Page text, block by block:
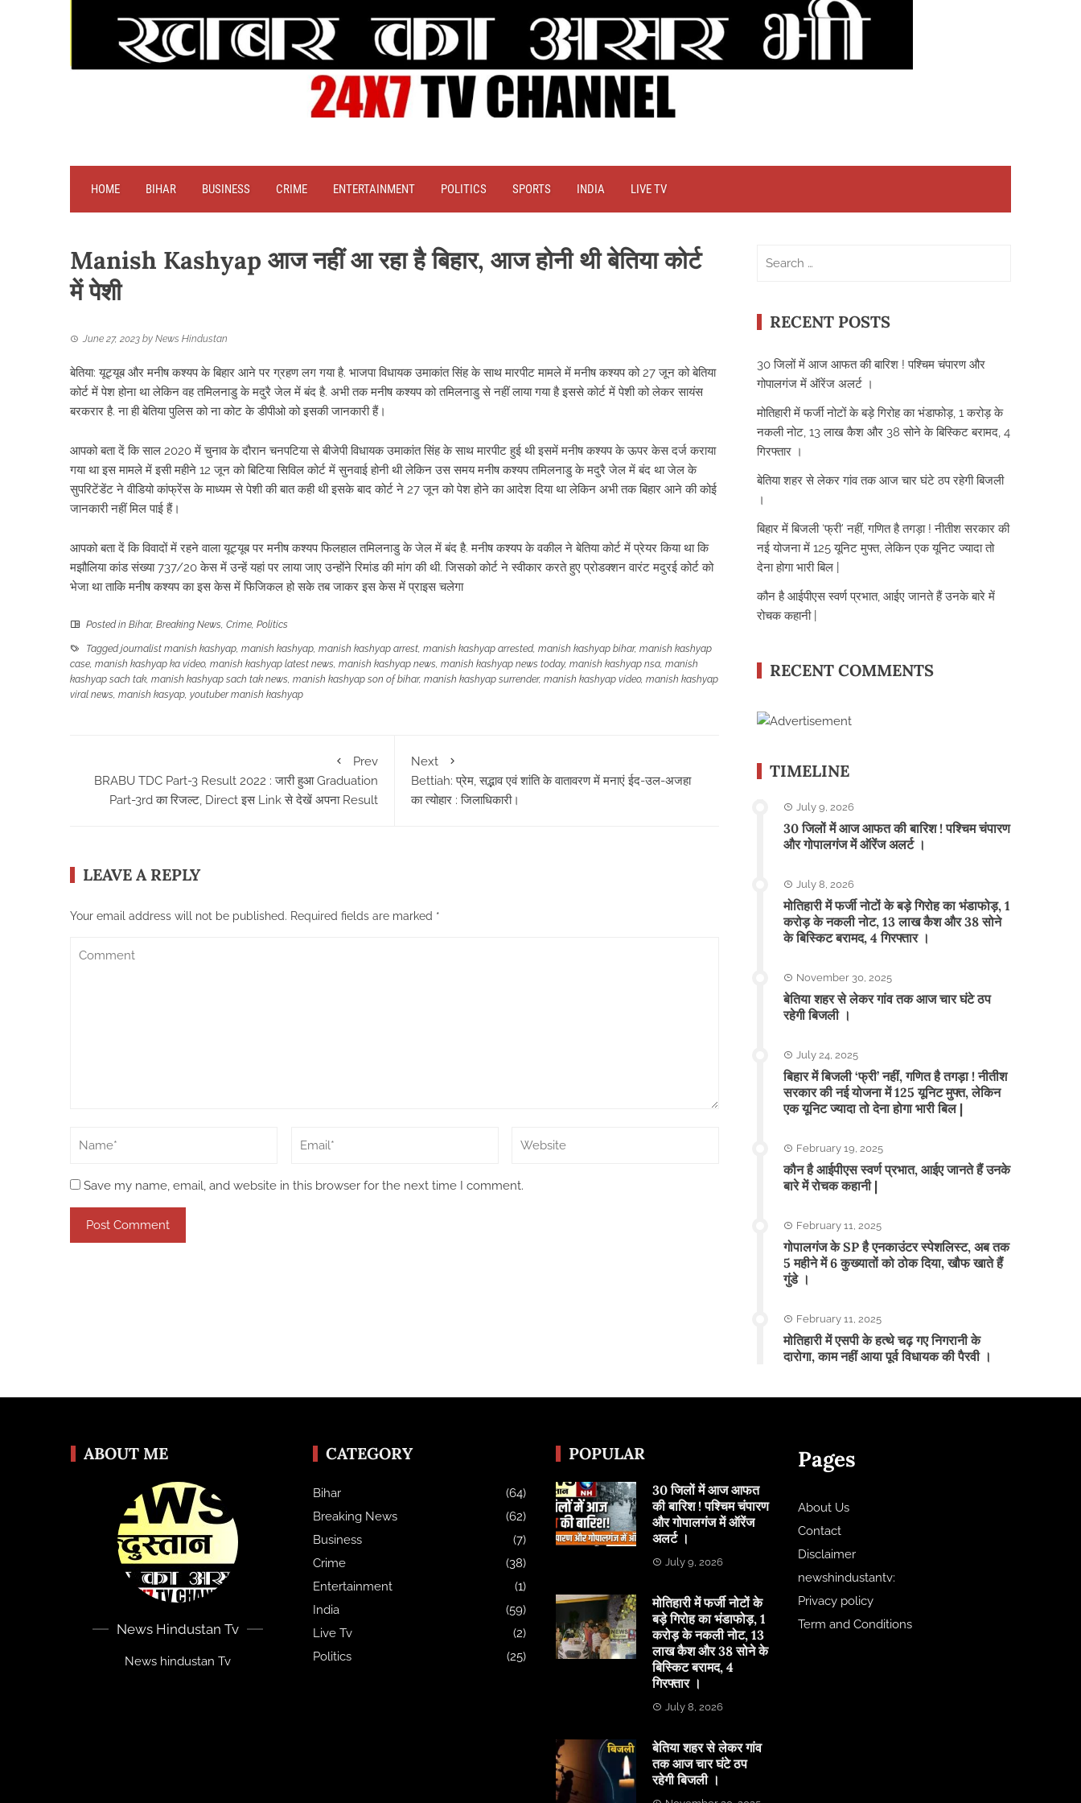
HOME BIHAR BUSINESS CRIME ENTERTAINMENT POLITICS SPORTS INDIA LIVE TV
Manish Kashyap आज नहीं आ रहा है बिहार, आज होनी थी बेतिया कोर्ट
में पेशी
June 27, 2023 by News Hindustan
बेतिया: यूट्यूब और मनीष कश्यप के बिहार आने पर ग्रहण लग गया है. भाजपा विधायक उमाकांत सिंह के साथ मारपीट मामले में मनीष कश्यप को 27 जून को बेतिया
कोर्ट में पेश होना था लेकिन वह तमिलनाडु के मदुरै जेल में बंद है. अभी तक मनीष कश्यप को तमिलनाडु से नहीं लाया गया है इससे कोर्ट में पेशी को लेकर सायंस
बरकरार है. ना ही बेतिया पुलिस को ना कोट के डीपीओ को इसकी जानकारी हैं।
आपको बता दें कि साल 2020 में चुनाव के दौरान चनपटिया से बीजेपी विधायक उमाकांत सिंह के साथ मारपीट हुई थी इसमें मनीष कश्यप के ऊपर केस दर्ज कराया
गया था इस मामले में इसी महीने 12 जून को बिटिया सिविल कोर्ट में सुनवाई होनी थी लेकिन उस समय मनीष कश्यप तमिलनाडु के मदुरै जेल में बंद था जेल के
सुपरिटेंडेंट ने वीडियो कांफ्रेंस के माध्यम से पेशी की बात कही थी इसके बाद कोर्ट ने 27 जून को पेश होने का आदेश दिया था लेकिन अभी तक बिहार आने की कोई
जानकारी नहीं मिल पाई हैं।
आपको बता दें कि विवादों में रहने वाला यूट्यूब पर मनीष कश्यप फिलहाल तमिलनाडु के जेल में बंद है. मनीष कश्यप के वकील ने बेतिया कोर्ट में प्रेयर किया था कि
मझौलिया कांड संख्या 737/20 केस में उन्हें यहां पर लाया जाए उन्होंने रिमांड की मांग की थी. जिसको कोर्ट ने स्वीकार करते हुए प्रोडक्शन वारंट मदुरई कोर्ट को
भेजा था ताकि मनीष कश्यप का इस केस में फिजिकल हो सके तब जाकर इस केस में प्राइस चलेगा
Posted in Bihar, Breaking News, Crime, Politics
Taggedjournalist manish kashyap, manish kashyap, manish kashyap arrest, manish kashyap arrested, manish kashyap bihar, manish kashyap
case, manish kashyap ka video, manish kashyap latest news, manish kashyap news, manish kashyap news today, manish kashyap nsa, manish
kashyap sach tak, manish kashyap sach tak news, manish kashyap son of bihar, manish kashyap surrender, manish kashyap video, manish kashyap
viral news, manish kasyap, youtuber manish kashyap
Prev
BRABU TDC Part-3 Result 2022 : जारी हुआ Graduation
Part-3rd का रिजल्ट, Direct इस Link से देखें अपना Result
Next
Bettiah: प्रेम, सद्भाव एवं शांति के वातावरण में मनाएं ईद-उल-अजहा
का त्योहार : जिलाधिकारी।
LEAVE A REPLY
Your email address will not be published. Required fields are marked *
Save my name, email, and website in this browser for the next time I comment.
RECENT POSTS
30 जिलों में आज आफत की बारिश ! पश्चिम चंपारण और
गोपालगंज में ऑरेंज अलर्ट ।
मोतिहारी में फर्जी नोटों के बड़े गिरोह का भंडाफोड़, 1 करोड़ के
नकली नोट, 13 लाख कैश और 38 सोने के बिस्किट बरामद, 4
गिरफ्तार ।
बेतिया शहर से लेकर गांव तक आज चार घंटे ठप रहेगी बिजली
।
बिहार में बिजली ‘फ्री’ नहीं, गणित है तगड़ा ! नीतीश सरकार की
नई योजना में 125 यूनिट मुफ्त, लेकिन एक यूनिट ज्यादा तो
देना होगा भारी बिल |
कौन है आईपीएस स्वर्ण प्रभात, आईए जानते हैं उनके बारे में
रोचक कहानी |
RECENT COMMENTS
TIMELINE
July 9, 2026
30 जिलों में आज आफत की बारिश ! पश्चिम चंपारण
और गोपालगंज में ऑरेंज अलर्ट ।
July 8, 2026
मोतिहारी में फर्जी नोटों के बड़े गिरोह का भंडाफोड़, 1
करोड़ के नकली नोट, 13 लाख कैश और 38 सोने
के बिस्किट बरामद, 4 गिरफ्तार ।
November 30, 2025
बेतिया शहर से लेकर गांव तक आज चार घंटे ठप
रहेगी बिजली ।
July 24, 2025
बिहार में बिजली ‘फ्री’ नहीं, गणित है तगड़ा ! नीतीश
सरकार की नई योजना में 125 यूनिट मुफ्त, लेकिन
एक यूनिट ज्यादा तो देना होगा भारी बिल |
February 19, 2025
कौन है आईपीएस स्वर्ण प्रभात, आईए जानते हैं उनके
बारे में रोचक कहानी |
February 11, 2025
गोपालगंज के SP है एनकाउंटर स्पेशलिस्ट, अब तक
5 महीने में 6 कुख्यातों को ठोक दिया, खौफ खाते हैं
गुंडे ।
February 11, 2025
मोतिहारी में एसपी के हत्थे चढ़ गए निगरानी के
दारोगा, काम नहीं आया पूर्व विधायक की पैरवी ।
ABOUT ME
News Hindustan Tv
News hindustan Tv
CATEGORY
Bihar
(64)
Breaking News
(62)
Business
(7)
Crime
(38)
Entertainment
(1)
India
(59)
Live Tv
(2)
Politics
(25)
POPULAR
30 जिलों में आज आफत
की बारिश ! पश्चिम चंपारण
और गोपालगंज में ऑरेंज
अलर्ट ।
July 9, 2026
मोतिहारी में फर्जी नोटों के
बड़े गिरोह का भंडाफोड़, 1
करोड़ के नकली नोट, 13
लाख कैश और 38 सोने के
बिस्किट बरामद, 4
गिरफ्तार ।
July 8, 2026
बेतिया शहर से लेकर गांव
तक आज चार घंटे ठप
रहेगी बिजली ।
Pages
About Us
Contact
Disclaimer
newshindustantv:
Privacy policy
Term and Conditions